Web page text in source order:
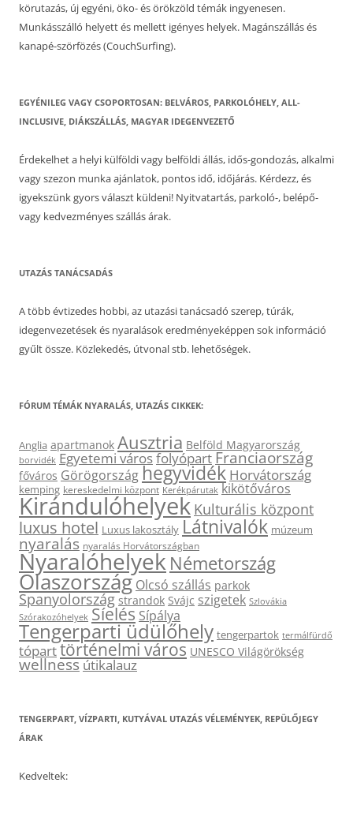
körutazás, új egyéni, öko- és örökzöld témák ingyenesen.
Munkásszálló helyett és mellett igényes helyek. Magánszállás és
kanapé-szörfözés (CouchSurfing).
EGYÉNILEG VAGY CSOPORTOSAN: BELVÁROS, PARKOLÓHELY, ALL-
INCLUSIVE, DIÁKSZÁLLÁS, MAGYAR IDEGENVEZETŐ
Érdekelhet a helyi külföldi vagy belföldi állás, idős-gondozás, alkalmi
vagy szezon munka ajánlatok, pontos idő, időjárás. Kérdezz, és
igyekszünk gyors választ küldeni! Nyitvatartás, parkoló-, belépő-
vagy kedvezményes szállás árak.
UTAZÁS TANÁCSADÁS
A több évtizedes hobbi, az utazási tanácsadó szerep, túrák,
idegenvezetések és nyaralások eredményeképpen sok információ
gyűlt össze. Közlekedés, útvonal stb. lehetőségek.
FÓRUM TÉMÁK NYARALÁS, UTAZÁS CIKKEK:
Anglia apartmanok Ausztria Belföld Magyarország
borvidék Egyetemi városfolyópartFranciaország
főváros Görögországhegyvidék Horvátország
kemping kereskedelmi központ Kerékpárutak kikötőváros
Kirándulóhelyek Kulturális központ
luxus hotel Luxus lakosztály Látnivalók múzeum
nyaralás nyaralás Horvátországban
Nyaralóhelyek Németország
Olaszország Olcsó szállás parkok
Spanyolország strandok Svájc szigetek Szlovákia
Szórakozóhelyek Síelés Sípálya
Tengerparti üdülőhely tengerpartok termálfürdő
tóparttörténelmi város UNESCO Világörökség
wellnessútikalauz
TENGERPART, VÍZPARTI, KUTYÁVAL UTAZÁS VÉLEMÉNYEK, REPÜLŐJEGY
ÁRAK
Kedveltek: